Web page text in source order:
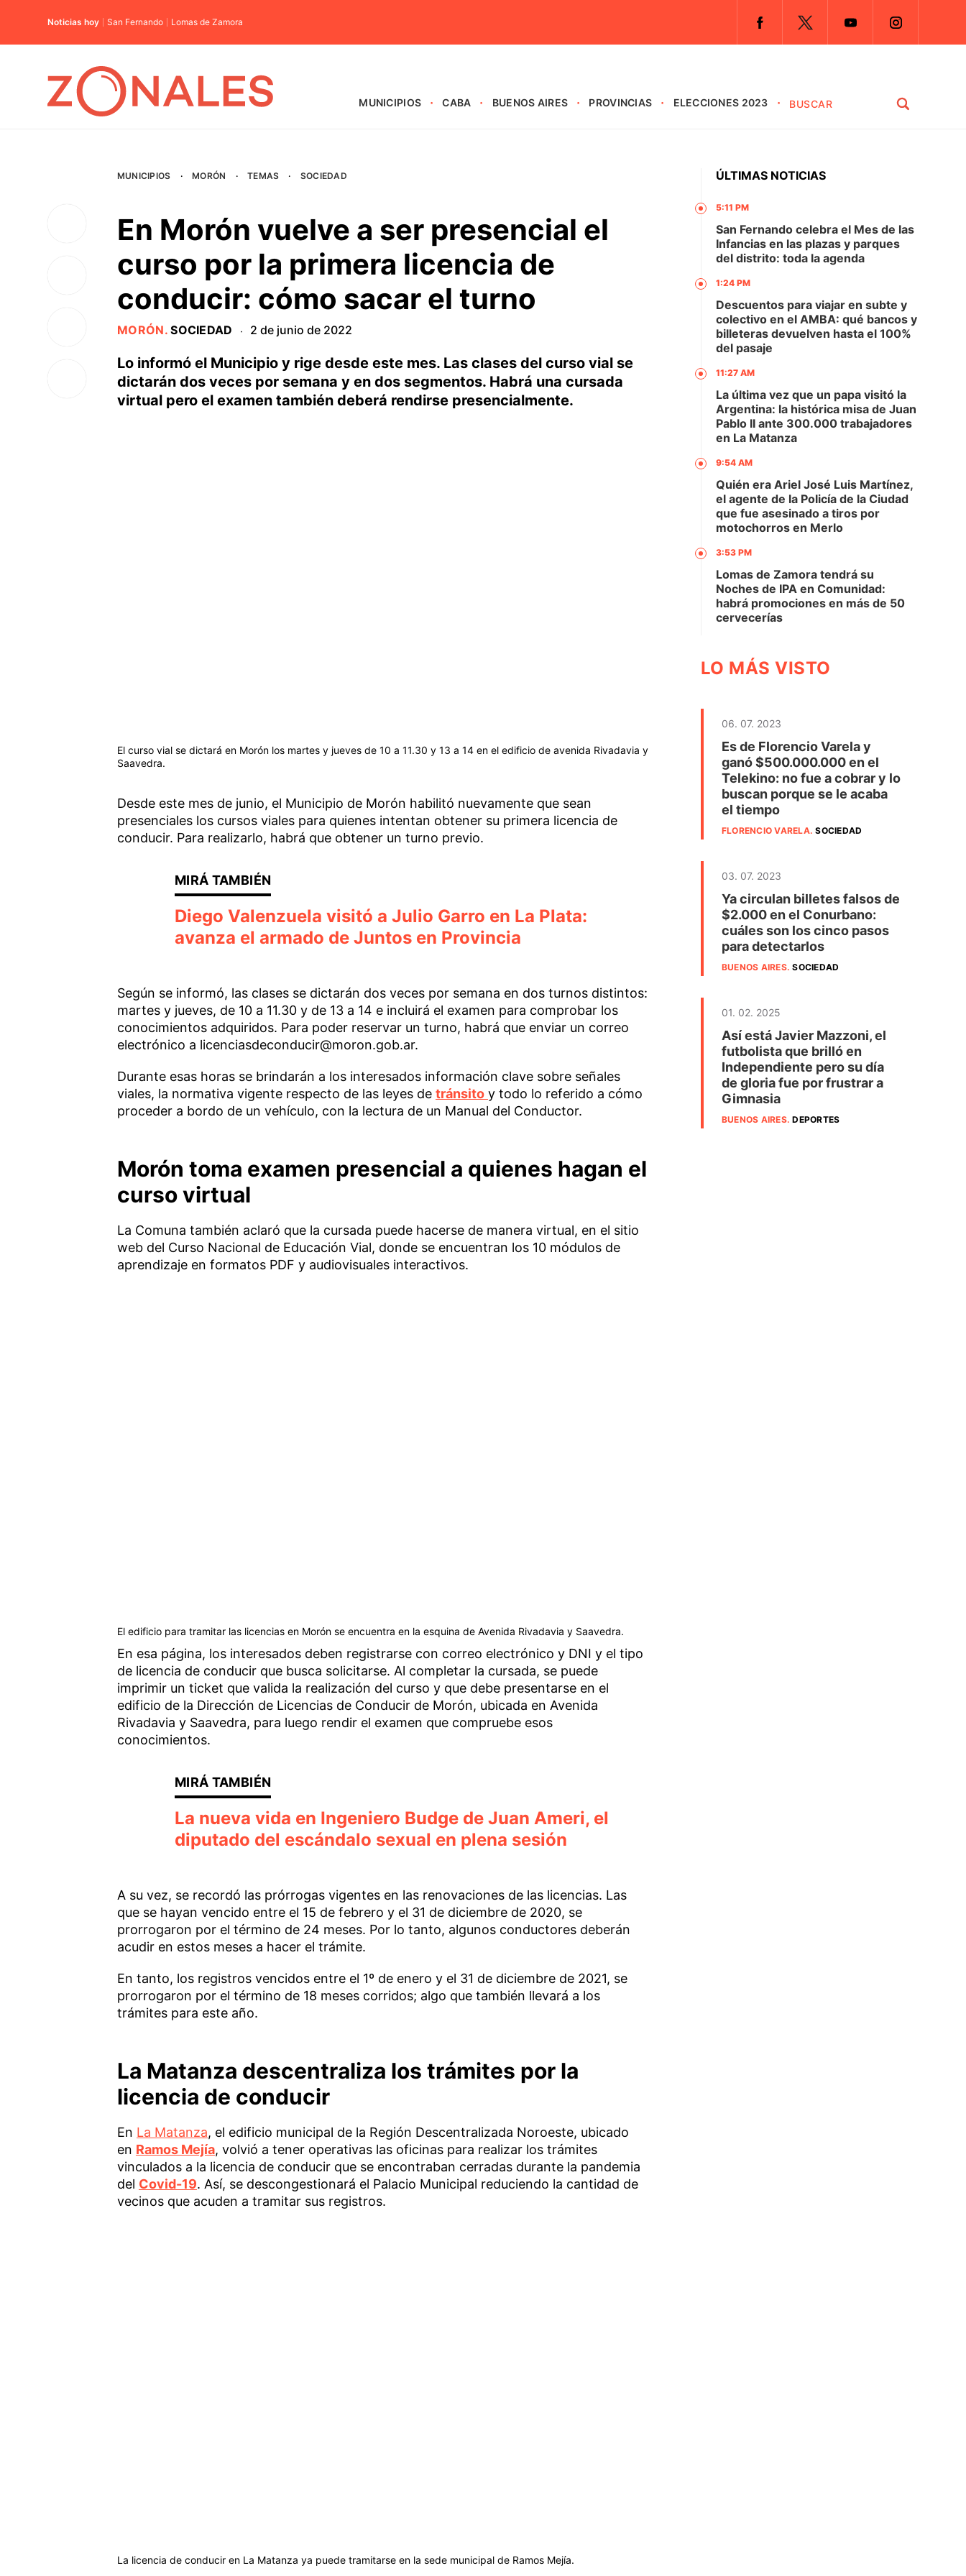
Noticias hoy San Fernando Lomas de Zamora
MUNICIPIOS CABA BUENOS AIRES PROVINCIAS ELECCIONES 2023
MUNICIPIOS · MORÓN · TEMAS · SOCIEDAD
En Morón vuelve a ser presencial el
curso por la primera licencia de
conducir: cómo sacar el turno
MORÓN.SOCIEDAD · 2 de junio de 2022
Lo informó el Municipio y rige desde este mes. Las clases del curso vial se
dictarán dos veces por semana y en dos segmentos. Habrá una cursada
virtual pero el examen también deberá rendirse presencialmente.
El curso vial se dictará en Morón los martes y jueves de 10 a 11.30 y 13 a 14 en el edificio de avenida Rivadavia y
Saavedra.
Desde este mes de junio, el Municipio de Morón habilitó nuevamente que sean
presenciales los cursos viales para quienes intentan obtener su primera licencia de
conducir. Para realizarlo, habrá que obtener un turno previo.
Diego Valenzuela visitó a Julio Garro en La Plata:
avanza el armado de Juntos en Provincia
Según se informó, las clases se dictarán dos veces por semana en dos turnos distintos:
martes y jueves, de 10 a 11.30 y de 13 a 14 e incluirá el examen para comprobar los
conocimientos adquiridos. Para poder reservar un turno, habrá que enviar un correo
electrónico a licenciasdeconducir@moron.gob.ar.
Durante esas horas se brindarán a los interesados información clave sobre señales
viales, la normativa vigente respecto de las leyes de tránsito y todo lo referido a cómo
proceder a bordo de un vehículo, con la lectura de un Manual del Conductor.
Morón toma examen presencial a quienes hagan el
curso virtual
La Comuna también aclaró que la cursada puede hacerse de manera virtual, en el sitio
web del Curso Nacional de Educación Vial, donde se encuentran los 10 módulos de
aprendizaje en formatos PDF y audiovisuales interactivos.
El edificio para tramitar las licencias en Morón se encuentra en la esquina de Avenida Rivadavia y Saavedra.
En esa página, los interesados deben registrarse con correo electrónico y DNI y el tipo
de licencia de conducir que busca solicitarse. Al completar la cursada, se puede
imprimir un ticket que valida la realización del curso y que debe presentarse en el
edificio de la Dirección de Licencias de Conducir de Morón, ubicada en Avenida
Rivadavia y Saavedra, para luego rendir el examen que compruebe esos
conocimientos.
La nueva vida en Ingeniero Budge de Juan Ameri, el
diputado del escándalo sexual en plena sesión
A su vez, se recordó las prórrogas vigentes en las renovaciones de las licencias. Las
que se hayan vencido entre el 15 de febrero y el 31 de diciembre de 2020, se
prorrogaron por el término de 24 meses. Por lo tanto, algunos conductores deberán
acudir en estos meses a hacer el trámite.
En tanto, los registros vencidos entre el 1º de enero y el 31 de diciembre de 2021, se
prorrogaron por el término de 18 meses corridos; algo que también llevará a los
trámites para este año.
La Matanza descentraliza los trámites por la
licencia de conducir
En La Matanza, el edificio municipal de la Región Descentralizada Noroeste, ubicado
en Ramos Mejía, volvió a tener operativas las oficinas para realizar los trámites
vinculados a la licencia de conducir que se encontraban cerradas durante la pandemia
del Covid-19. Así, se descongestionará el Palacio Municipal reduciendo la cantidad de
vecinos que acuden a tramitar sus registros.
La licencia de conducir en La Matanza ya puede tramitarse en la sede municipal de Ramos Mejía.
ÚLTIMAS NOTICIAS
5:11 PM
San Fernando celebra el Mes de las
Infancias en las plazas y parques
del distrito: toda la agenda
1:24 PM
Descuentos para viajar en subte y
colectivo en el AMBA: qué bancos y
billeteras devuelven hasta el 100%
del pasaje
11:27 AM
La última vez que un papa visitó la
Argentina: la histórica misa de Juan
Pablo II ante 300.000 trabajadores
en La Matanza
9:54 AM
Quién era Ariel José Luis Martínez,
el agente de la Policía de la Ciudad
que fue asesinado a tiros por
motochorros en Merlo
3:53 PM
Lomas de Zamora tendrá su
Noches de IPA en Comunidad:
habrá promociones en más de 50
cervecerías
LO MÁS VISTO
06. 07. 2023
Es de Florencio Varela y
ganó $500.000.000 en el
Telekino: no fue a cobrar y lo
buscan porque se le acaba
el tiempo
FLORENCIO VARELA.SOCIEDAD
03. 07. 2023
Ya circulan billetes falsos de
$2.000 en el Conurbano:
cuáles son los cinco pasos
para detectarlos
BUENOS AIRES.SOCIEDAD
01. 02. 2025
Así está Javier Mazzoni, el
futbolista que brilló en
Independiente pero su día
de gloria fue por frustrar a
Gimnasia
BUENOS AIRES.DEPORTES